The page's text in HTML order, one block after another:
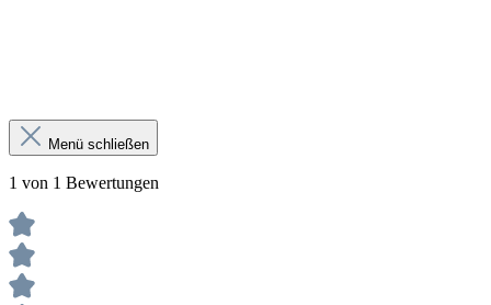
Menü schließen
1 von 1 Bewertungen